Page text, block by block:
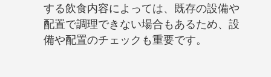
する飲食内容によっては、既存の設備や
配置で調理できない場合もあるため、設
備や配置のチェックも重要です。